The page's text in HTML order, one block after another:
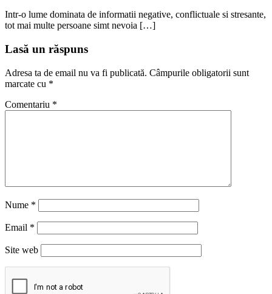
Intr-o lume dominata de informatii negative, conflictuale si stresante,
tot mai multe persoane simt nevoia […]
Lasă un răspuns
Adresa ta de email nu va fi publicată. Câmpurile obligatorii sunt
marcate cu *
Comentariu *
Nume *
Email *
Site web